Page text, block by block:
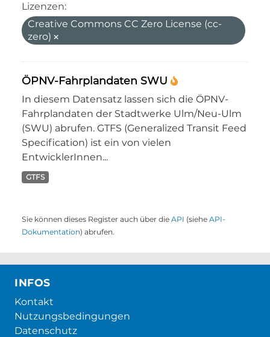
Lizenzen:
Creative Commons CC Zero License (cc-
zero)
ÖPNV-Fahrplandaten SWU
In diesem Datensatz lassen sich die ÖPNV-
Fahrplandaten der Stadtwerke Ulm/Neu-Ulm
(SWU) abrufen. GTFS (Generalized Transit Feed
Specification) ist ein von vielen
EntwicklerInnen...
GTFS
Sie können dieses Register auch über die API (siehe API-
Dokumentation) abrufen.
INFOS
Kontakt
Nutzungsbedingungen
Datenschutz